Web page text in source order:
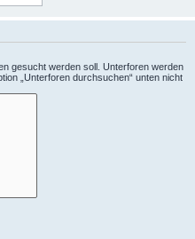
gesucht werden soll. Unterforen werden
„Unterforen durchsuchen“ unten nicht